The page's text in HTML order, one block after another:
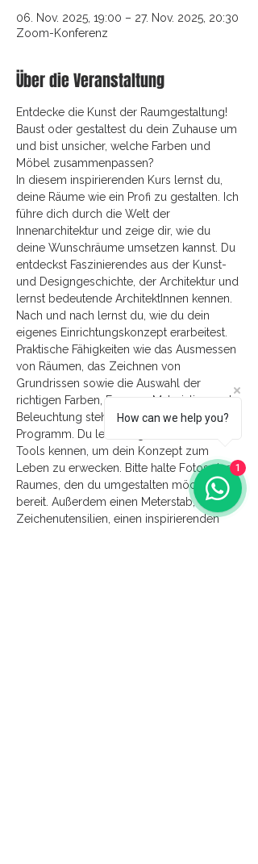
06. Nov. 2025, 19:00 – 27. Nov. 2025, 20:30
Zoom-Konferenz
Über die Veranstaltung
Entdecke die Kunst der Raumgestaltung!
Baust oder gestaltest du dein Zuhause um
und bist unsicher, welche Farben und
Möbel zusammenpassen?
In diesem inspirierenden Kurs lernst du,
deine Räume wie ein Profi zu gestalten. Ich
führe dich durch die Welt der
Innenarchitektur und zeige dir, wie du
deine Wunschräume umsetzen kannst. Du
entdeckst Faszinierendes aus der Kunst-
und Designgeschichte, der Architektur und
lernst bedeutende ArchitektInnen kennen.
Nach und nach lernst du, wie du dein
eigenes Einrichtungskonzept erarbeitest.
Praktische Fähigkeiten wie das Ausmessen
von Räumen, das Zeichnen von
Grundrissen sowie die Auswahl der
richtigen Farben, Formen, Materialien und
Beleuchtung stehen ebenfalls auf dem
Programm. Du lernst digitale und analoge
Tools kennen, um dein Konzept zum
Leben zu erwecken. Bitte halte Fotos des
Raumes, den du umgestalten möchten
bereit. Außerdem einen Meterstab,
Zeichenutensilien, einen inspirierenden
How can we help you?
1